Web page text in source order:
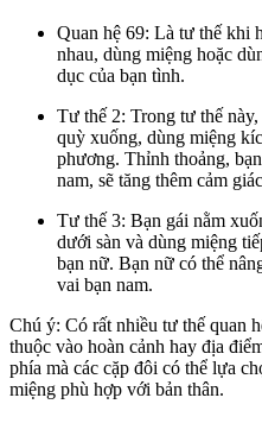
Quan hệ 69: Là tư thế khi
nhau, dùng miệng hoặc
dục của bạn tình.
Tư thế 2: Trong tư thế
quỳ xuống, dùng miệng
phương. Thỉnh thoảng,
nam, sẽ tăng thêm cảm
Tư thế 3: Bạn gái nằm
dưới sàn và dùng miệng
bạn nữ. Bạn nữ có thể
vai bạn nam.
Chú ý: Có rất nhiều tư thế quan
thuộc vào hoàn cảnh hay địa
phía mà các cặp đôi có thể lựa
miệng phù hợp với bản thân.